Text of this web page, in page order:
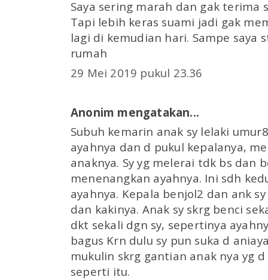
Saya sering marah dan gak terima
Tapi lebih keras suami jadi gak
lagi di kemudian hari. Sampe saya
rumah
29 Mei 2019 pukul 23.36
Anonim mengatakan...
Subuh kemarin anak sy lelaki
ayahnya dan d pukul kepalanya,
anaknya. Sy yg melerai tdk bs dan
menenangkan ayahnya. Ini sdh
ayahnya. Kepala benjol2 dan ank
dan kakinya. Anak sy skrg benci
dkt sekali dgn sy, sepertinya
bagus Krn dulu sy pun suka d
mukulin skrg gantian anak nya yg
seperti itu.